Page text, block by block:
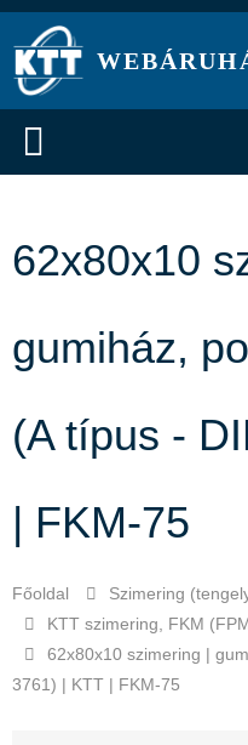
62x80x10
gumiház,
(A típus -
| FKM-75
Főoldal Szimering
KTT szimering, FKM
62x80x10 szimering |
3761) | KTT | FKM-75